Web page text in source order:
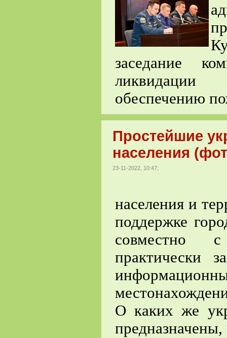
заседание
обеспечению
Простейшие
населения
23-11-2022, 10:47;
населения и
поддержке
совместно
практически
О каких же